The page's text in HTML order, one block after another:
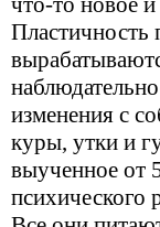
Пластичность
изменения с
куры, утки и
выученное от